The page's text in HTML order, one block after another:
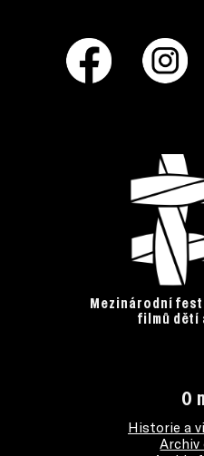
Mezinárodní
filmů dětí
O
Historie a
Archiv